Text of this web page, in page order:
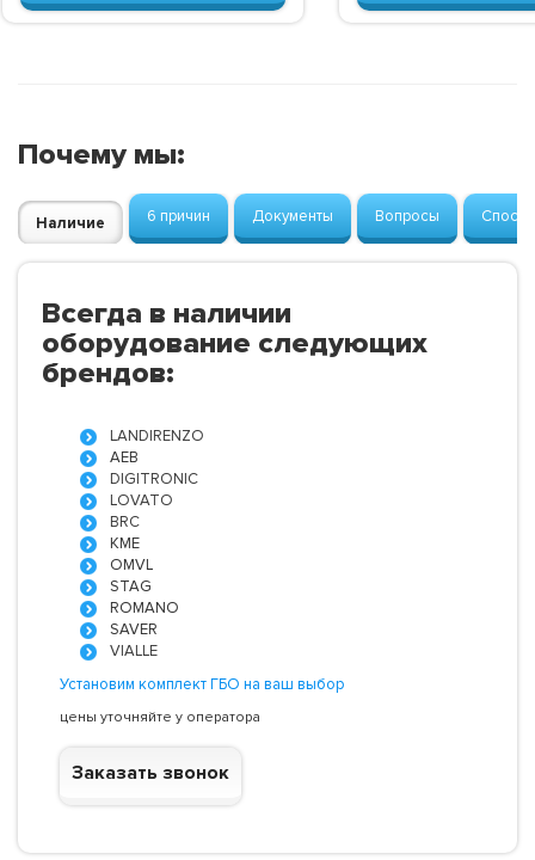
Почему мы:
Наличие 6 причин Документы Вопросы
Всегда в наличии
оборудование следующих
брендов:
LANDIRENZO
AEB
DIGITRONIC
LOVATO
BRC
KME
OMVL
STAG
ROMANO
SAVER
VIALLE
Установим комплект ГБО на ваш выбор
цены уточняйте у оператора
Заказать звонок